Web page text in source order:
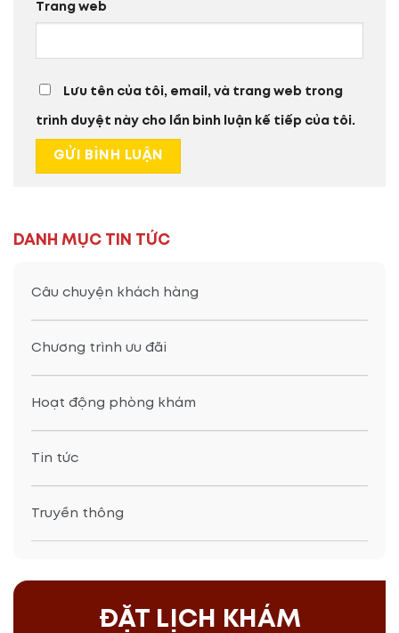
DANH MỤC TIN TỨC
Câu chuyện khách hàng
Chương trình ưu đãi
Hoạt động phòng khám
Tin tức
Truyền thông
ĐẶT LỊCH KHÁM
Trang web
Lưu tên của tôi, email, và trang web trong
trình duyệt này cho lần bình luận kế tiếp của tôi.